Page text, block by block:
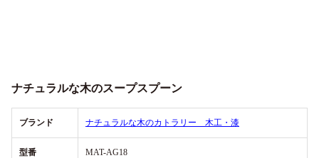
ナチュラルな木のスープスプーン
ブランド ナチュラルな木のカトラリー 木工・漆
型番 MAT-AG18